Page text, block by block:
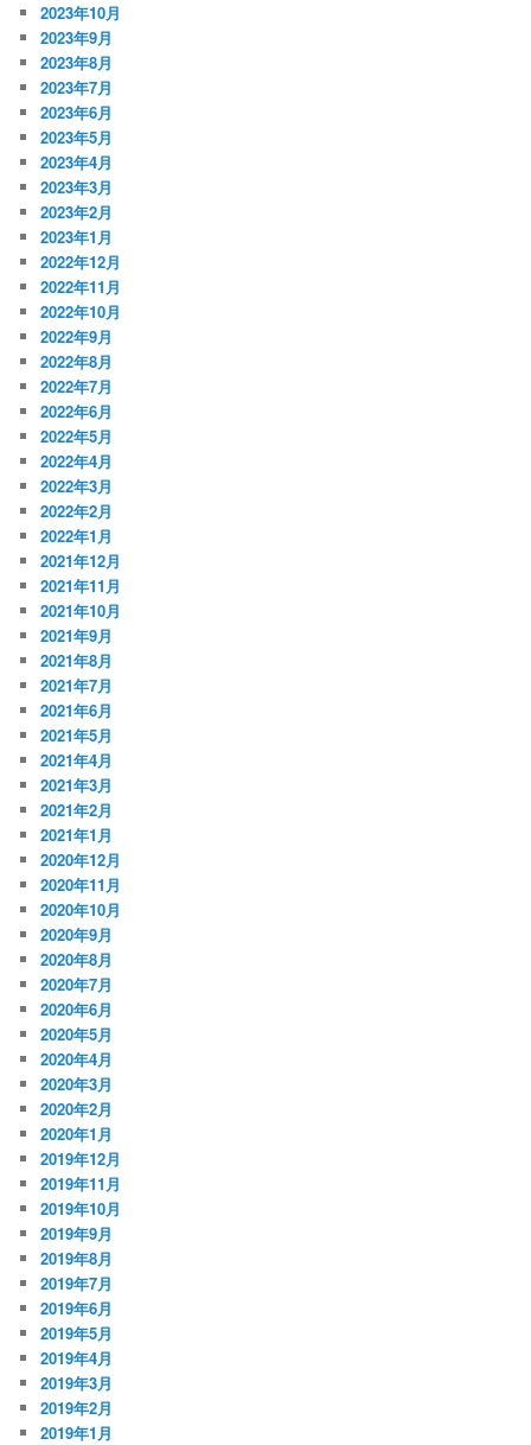
2023年10月
2023年9月
2023年8月
2023年7月
2023年6月
2023年5月
2023年4月
2023年3月
2023年2月
2023年1月
2022年12月
2022年11月
2022年10月
2022年9月
2022年8月
2022年7月
2022年6月
2022年5月
2022年4月
2022年3月
2022年2月
2022年1月
2021年12月
2021年11月
2021年10月
2021年9月
2021年8月
2021年7月
2021年6月
2021年5月
2021年4月
2021年3月
2021年2月
2021年1月
2020年12月
2020年11月
2020年10月
2020年9月
2020年8月
2020年7月
2020年6月
2020年5月
2020年4月
2020年3月
2020年2月
2020年1月
2019年12月
2019年11月
2019年10月
2019年9月
2019年8月
2019年7月
2019年6月
2019年5月
2019年4月
2019年3月
2019年2月
2019年1月